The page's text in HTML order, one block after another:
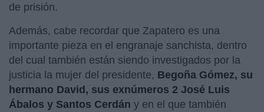
de prisión.
Además, cabe recordar que Zapatero es una
importante pieza en el engranaje sanchista, dentro
del cual también están siendo investigados por la
justicia la mujer del presidente, Begoña Gómez, su
hermano David, sus exnúmeros 2 José Luis
Ábalos y Santos Cerdán y en el que también